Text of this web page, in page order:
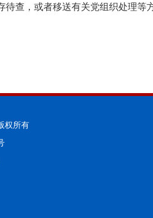
查，或者移送有关党组织处理等
权所有